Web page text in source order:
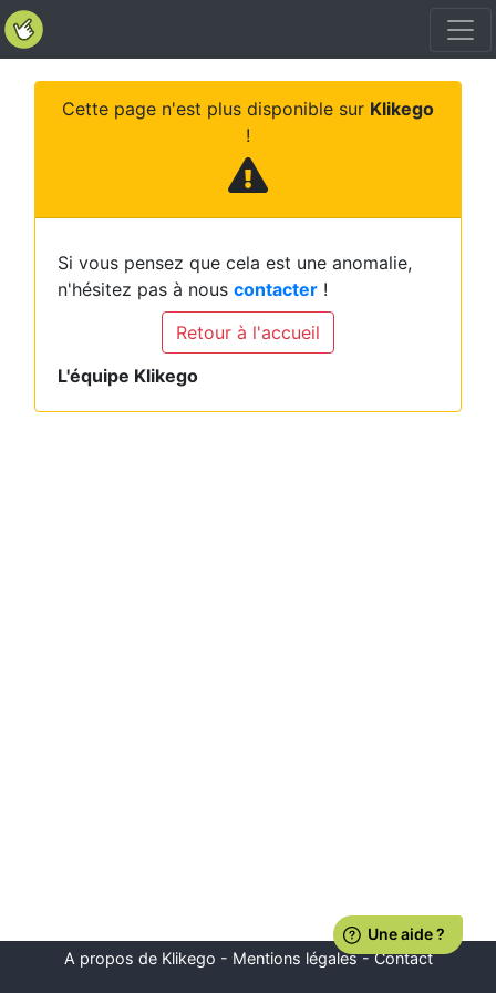
Cette page n'est plus disponible sur Klikego
!
Si vous pensez que cela est une anomalie,
n'hésitez pas à nous contacter !
Retour à l'accueil
L'équipe Klikego
A propos de Klikego - Mentions légales-Contact